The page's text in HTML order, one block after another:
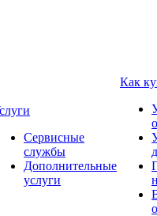
Сервисные
службы
Дополнительные
услуги
Как